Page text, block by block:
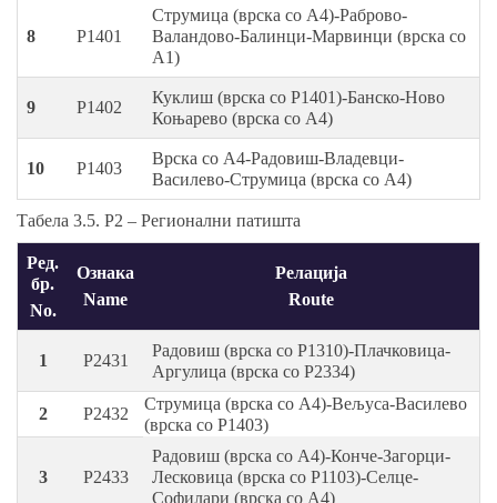
8 P1401
Струмица (врска со А4)-Раброво-
Валандово-Балинци-Марвинци (врска со
А1)
9 P1402
Куклиш (врска со P1401)-Банско-Ново
Коњарево (врска со А4)
10 P1403
Врска со А4-Радовиш-Владевци-
Василево-Струмица (врска со А4)
Табела 3.5. Р2 – Регионални патишта
Ред.
бр.
No.
Ознака
Name
Релација
Route
1 P2431
Радовиш (врска со P1310)-Плачковица-
Аргулица (врска со P2334)
2 P2432
Струмица (врска со А4)-Вељуса-Василево
(врска со P1403)
3 P2433
Радовиш (врска со А4)-Конче-Загорци-
Лесковица (врска со P1103)-Селце-
Софилари (врска со А4)